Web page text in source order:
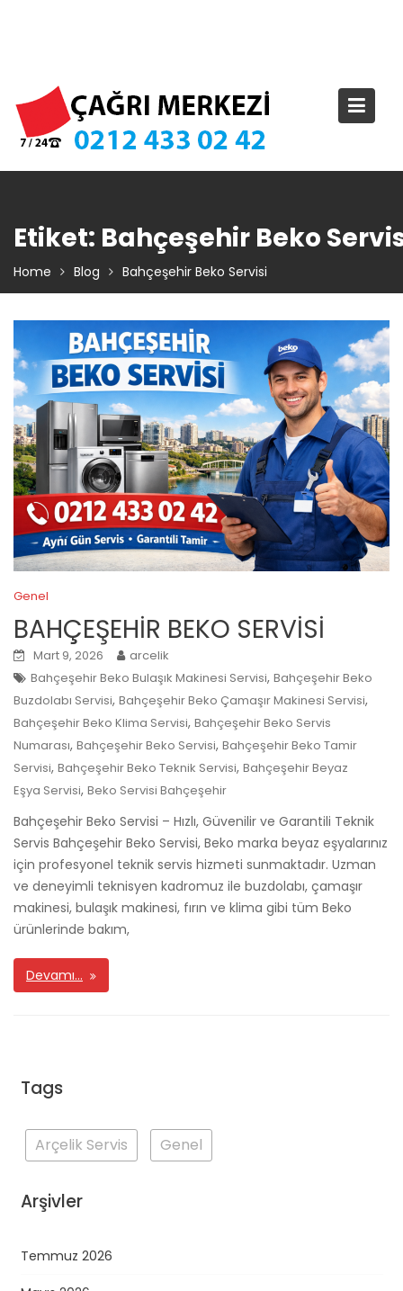
Etiket: Bahçeşehir Beko
Home Blog Bahçeşehir Beko Servisi
Genel
BAHÇEŞEHİR BEKO SERVİSİ
Mart 9, 2026
arcelik
Bahçeşehir Beko Bulaşık Makinesi Servisi, Bahçeşehir Beko
Buzdolabı Servisi, Bahçeşehir Beko Çamaşır Makinesi Servisi,
Bahçeşehir Beko Klima Servisi, Bahçeşehir Beko Servis
Numarası, Bahçeşehir Beko Servisi, Bahçeşehir Beko Tamir
Servisi, Bahçeşehir Beko Teknik Servisi, Bahçeşehir Beyaz
Eşya Servisi, Beko Servisi Bahçeşehir
Bahçeşehir Beko Servisi – Hızlı, Güvenilir ve Garantili Teknik
Servis Bahçeşehir Beko Servisi, Beko marka beyaz eşyalarınız
için profesyonel teknik servis hizmeti sunmaktadır. Uzman
ve deneyimli teknisyen kadromuz ile buzdolabı, çamaşır
makinesi, bulaşık makinesi, fırın ve klima gibi tüm Beko
ürünlerinde bakım,
Devamı…
Tags
Arçelik Servis Genel
Arşivler
Temmuz 2026